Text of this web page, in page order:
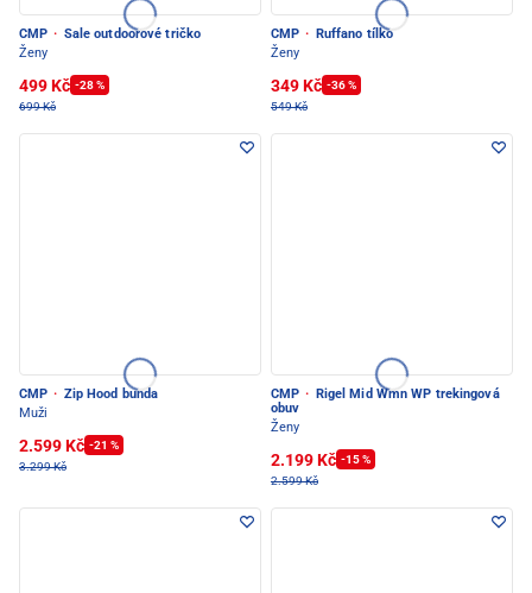
CMP · Sale outdoorové tričko
Ženy
499 Kč -28 %
699 Kč
CMP ·
Ruffano tílko
Ženy
349 Kč -36 %
549 Kč
CMP · Zip Hood bunda
Muži
2.599 Kč -21 %
3.299 Kč
CMP ·
Rigel Mid Wmn WP trekingová
obuv
Ženy
2.199 Kč -15 %
2.599 Kč